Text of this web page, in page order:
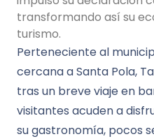
transformando así su
turismo.
Perteneciente al
cercana a Santa Pola,
tras un breve viaje en
visitantes acuden a
su gastronomía, pocos